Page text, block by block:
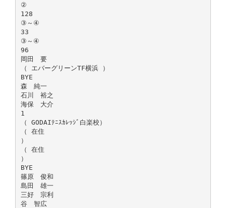
②
128
③～④
33
③～④
96
岡田 要
（ エバーグリーンTF横浜 ）
BYE
森 純一
石川 裕之
海保 大介
1
（ GODAIﾃﾆｽｶﾚｯｼﾞ白楽校）
（ 在住
）
（ 在住
）
BYE
篠原 俊和
島田 雄一
三好 宗利
谷 智広